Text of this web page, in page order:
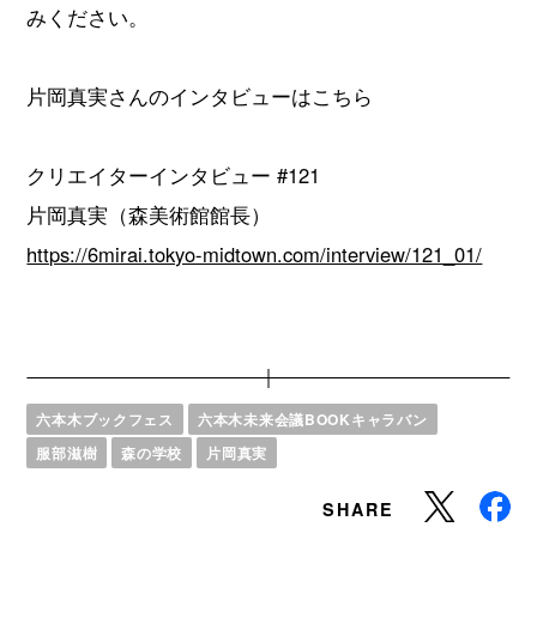
みください。
片岡真実さんのインタビューはこちら
クリエイターインタビュー #121
片岡真実（森美術館館長）
https://6mirai.tokyo-midtown.com/interview/121_01/
六本木ブックフェス
六本木未来会議BOOKキャラバン
服部滋樹
森の学校 片岡真実
SHARE